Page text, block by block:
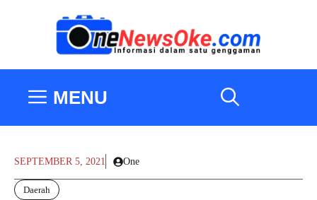
MENU
SEPTEMBER 5, 2021 One
Daerah